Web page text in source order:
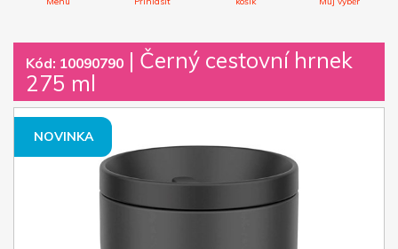
Kód: 10090790 | Černý cestovní hrnek
275 ml
NOVINKA